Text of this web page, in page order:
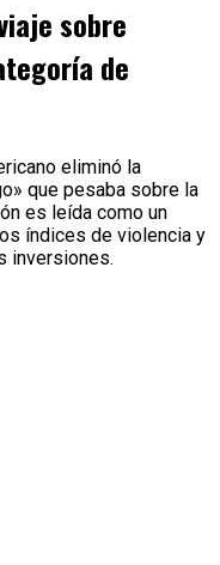
sobre
de
eliminó la
que pesaba sobre la
es leída como un
índices de violencia y
inversiones.